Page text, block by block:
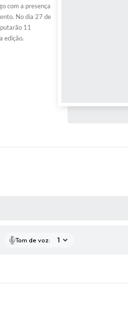
com a presença
No dia 27 de
11
edição.
Tom de voz: